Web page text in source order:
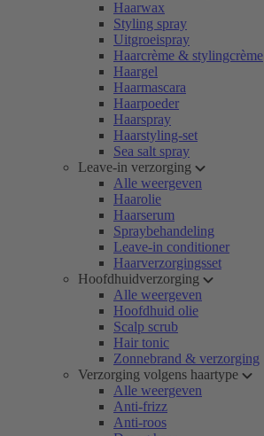
Haarwax
Styling spray
Uitgroeispray
Haarcrème & stylingcrème
Haargel
Haarmascara
Haarpoeder
Haarspray
Haarstyling-set
Sea salt spray
Leave-in verzorging
Alle weergeven
Haarolie
Haarserum
Spraybehandeling
Leave-in conditioner
Haarverzorgingsset
Hoofdhuidverzorging
Alle weergeven
Hoofdhuid olie
Scalp scrub
Hair tonic
Zonnebrand & verzorging
Verzorging volgens haartype
Alle weergeven
Anti-frizz
Anti-roos